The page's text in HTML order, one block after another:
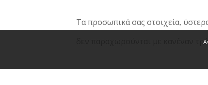
Τα προσωπικά σας στοιχεία,
δεν παραχωρούνται με κανέναν